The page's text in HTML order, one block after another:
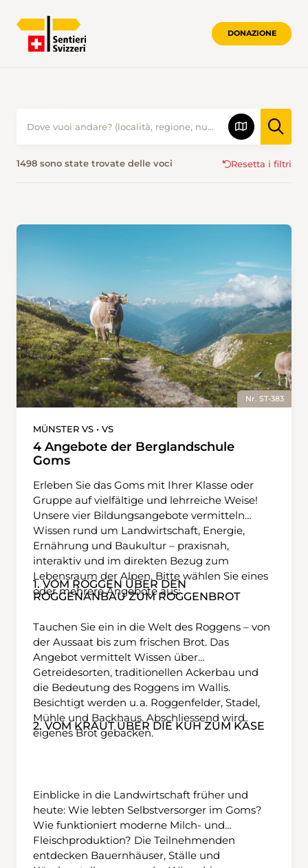
DONAZIONE
1498 sono state trovate delle voci Resetta i filtri
Nr. ST-383
MÜNSTER VS • VS
4 Angebote der Berglandschule
Goms
Erleben Sie das Goms mit Ihrer Klasse oder
Gruppe auf vielfältige und lehrreiche Weise!
Unsere vier Bildungsangebote vermitteln
Wissen rund um Landwirtschaft, Energie,
Ernährung und Baukultur – praxisnah,
interaktiv und im direkten Bezug zum
Lebensraum der Alpen. Bitte wählen Sie eines
oder mehrere Angebote aus:
1. VOM ROGGEN ÜBER DEN
ROGGENANBAU ZUM ROGGENBROT
Tauchen Sie ein in die Welt des Roggens – von
der Aussaat bis zum frischen Brot. Das
Angebot vermittelt Wissen über
Getreidesorten, traditionellen Ackerbau und
die Bedeutung des Roggens im Wallis.
Besichtigt werden u. a. Roggenfelder, Stadel,
Mühle und Backhaus. Abschliessend wird
eigenes Brot gebacken.
2. VOM KRAUT ÜBER DIE KUH ZUM KÄSE
Einblicke in die Landwirtschaft früher und
heute: Wie lebten Selbstversorger im Goms?
Wie funktioniert moderne Milch- und
Fleischproduktion? Die Teilnehmenden
entdecken Bauernhäuser, Ställe und